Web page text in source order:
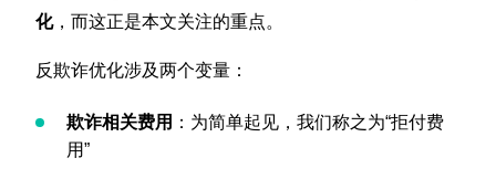
化，而这正是本文关注的重点。
反欺诈优化涉及两个变量：
欺诈相关费用 ：为简单起见，我们称之为“拒付费
用”